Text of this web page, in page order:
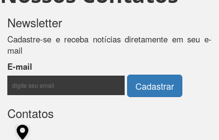
Newsletter
Cadastre-se e receba notícias diretamente em seu e-
mail
E-mail
Contatos